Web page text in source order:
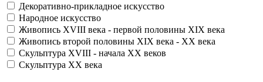
Декоративно-прикладное искусство
Народное искусство
Живопись XVIII века - первой половины XIX века
Живопись второй половины XIX века - XX века
Скульптура XVIII - начала XX веков
Скульптура XX века